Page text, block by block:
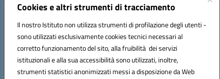
Cookies e altri strumenti di tracciamento
Il nostro Istituto non utilizza strumenti di profilazione degli utenti -
sono utilizzati esclusivamente cookies tecnici necessari al
corretto funzionamento del sito, alla fruibilità dei servizi
istituzionali e alla sua accessibilità sono utilizzati, inoltre,
strumenti statistici anonimizzati messi a disposizione da Web
Indirizzo: VIA BRECCIAME, 46 - 81024 MADDALONI (CE)
Mail: CEIC8AU001@istruzione.it - Pec: CEIC8AU001@pec.istruzione.it -
Telefono: 0823408721
Meccanografico: CEIC8AU001
Codice fiscale: 93086080616